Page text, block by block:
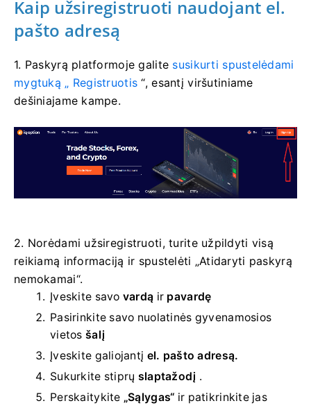
Kaip užsiregistruoti naudojant el.
pašto adresą
1. Paskyrą platformojegalite susikurti spustelėdami
mygtuką „ Registruotis “, esantį viršutiniame
dešiniajame kampe.
2. Norėdami užsiregistruoti, turite užpildyti visą
reikiamą informaciją ir spustelėti „Atidaryti paskyrą
nemokamai“.
Įveskite savo vardą ir pavardę
Pasirinkite savo nuolatinės gyvenamosios
vietos šalį
Įveskite galiojantį el. pašto adresą.
Sukurkite stiprų slaptažodį .
Perskaitykite „Sąlygas“ ir patikrinkite jas